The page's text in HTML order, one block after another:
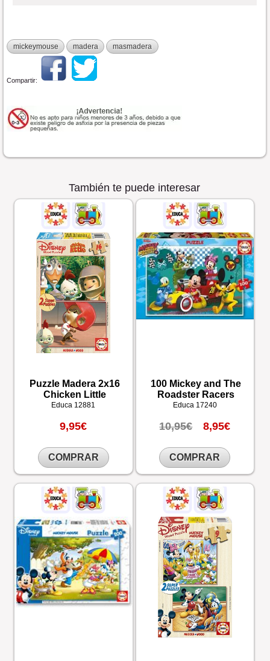
mickeymouse madera masmadera
Compartir:
También te puede interesar
Puzzle Madera 2x16
Chicken Little
Educa 12881
9,95€
COMPRAR
100 Mickey and The
Roadster Racers
Educa 17240
10,95€ 8,95€
COMPRAR